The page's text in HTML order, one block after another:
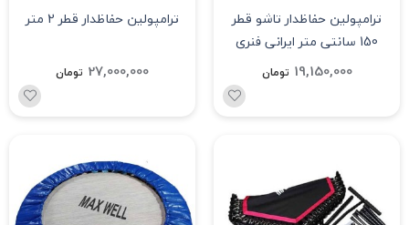
ترامپولین حفاظدار تاشو قطر
150 سانتی متر ایرانی فنری
maxwell
19,150,000 تومان
ترامپولین حفاظدار قطر 2 متر
27,000,000 تومان